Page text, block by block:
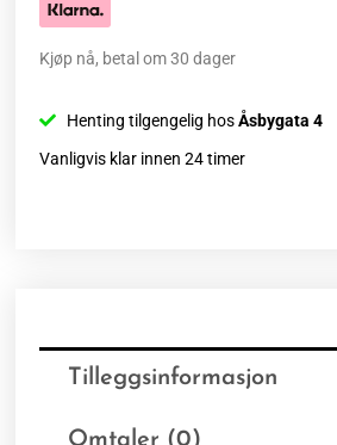
Kjøp nå, betal om 30 dager
Henting tilgengelig hosÅsbygata 4
Vanligvis klar innen 24 timer
Tilleggsinformasjon
Omtaler (0)